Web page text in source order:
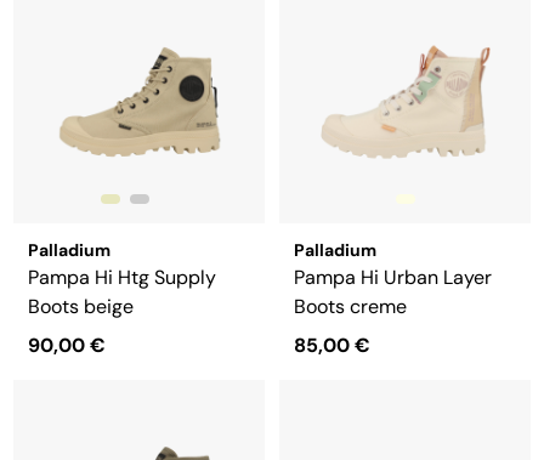
Palladium
Pampa Hi Htg Supply
Boots beige
90,00 €
Palladium
Pampa Hi Urban Layer
Boots creme
85,00 €